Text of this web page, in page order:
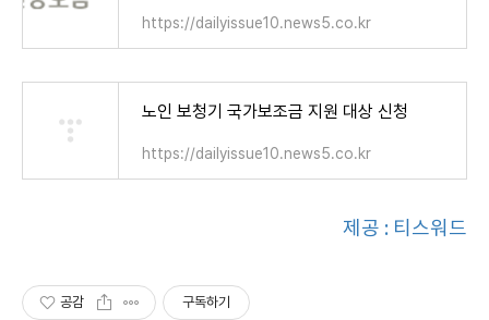
https://dailyissue10.news5.co.kr
노인 보청기 국가보조금 지원 대상 신청
https://dailyissue10.news5.co.kr
제공 : 티스워드
공감 구독하기